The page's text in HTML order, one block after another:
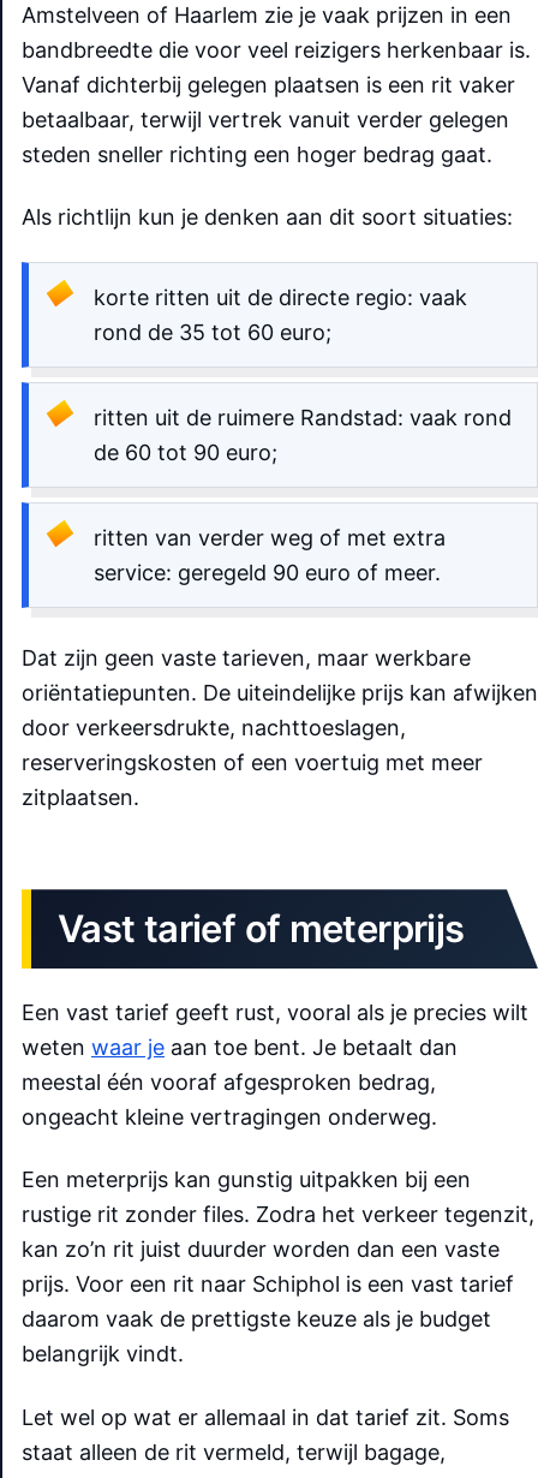
Amstelveen of Haarlem zie je vaak prijzen in een
bandbreedte die voor veel reizigers herkenbaar is.
Vanaf dichterbij gelegen plaatsen is een rit vaker
betaalbaar, terwijl vertrek vanuit verder gelegen
steden sneller richting een hoger bedrag gaat.
Als richtlijn kun je denken aan dit soort situaties:
korte ritten uit de directe regio: vaak
rond de 35 tot 60 euro;
ritten uit de ruimere Randstad: vaak rond
de 60 tot 90 euro;
ritten van verder weg of met extra
service: geregeld 90 euro of meer.
Dat zijn geen vaste tarieven, maar werkbare
oriëntatiepunten. De uiteindelijke prijs kan afwijken
door verkeersdrukte, nachttoeslagen,
reserveringskosten of een voertuig met meer
zitplaatsen.
Vast tarief of meterprijs
Een vast tarief geeft rust, vooral als je precies wilt
weten waar je aan toe bent. Je betaalt dan
meestal één vooraf afgesproken bedrag,
ongeacht kleine vertragingen onderweg.
Een meterprijs kan gunstig uitpakken bij een
rustige rit zonder files. Zodra het verkeer tegenzit,
kan zo’n rit juist duurder worden dan een vaste
prijs. Voor een rit naar Schiphol is een vast tarief
daarom vaak de prettigste keuze als je budget
belangrijk vindt.
Let wel op wat er allemaal in dat tarief zit. Soms
staat alleen de rit vermeld, terwijl bagage,